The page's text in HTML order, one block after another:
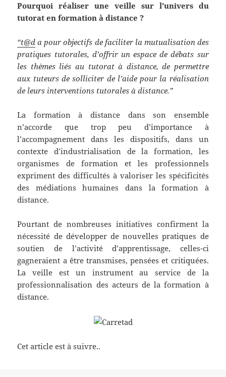
Pourquoi réaliser une veille sur l’univers du
tutorat en formation à distance ?
“t@d a pour objectifs de faciliter la mutualisation des
pratiques tutorales, d’offrir un espace de débats sur
les thèmes liés au tutorat à distance, de permettre
aux tuteurs de solliciter de l’aide pour la réalisation
de leurs interventions tutorales à distance.”
La formation à distance dans son ensemble
n’accorde que trop peu d’importance à
l’accompagnement dans les dispositifs, dans un
contexte d’industrialisation de la formation, les
organismes de formation et les professionnels
expriment des difficultés à valoriser les spécificités
des médiations humaines dans la formation à
distance.
Pourtant de nombreuses initiatives confirment la
nécessité de développer de nouvelles pratiques de
soutien de l’activité d’apprentissage, celles-ci
gagneraient a être transmises, pensées et critiquées.
La veille est un instrument au service de la
professionnalisation des acteurs de la formation à
distance.
Cet article est à suivre..